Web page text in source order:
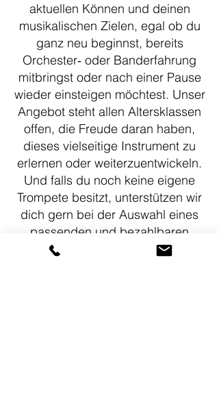
aktuellen Können und deinen
musikalischen Zielen, egal ob du
ganz neu beginnst, bereits
Orchester‑ oder Band­erfahrung
mitbringst oder nach einer Pause
wieder einsteigen möchtest. Unser
Angebot steht allen Altersklassen
offen, die Freude daran haben,
dieses vielseitige Instrument zu
erlernen oder weiterzuentwickeln.
Und falls du noch keine eigene
Trompete besitzt, unterstützen wir
dich gern bei der Auswahl eines
passenden und bezahlbaren